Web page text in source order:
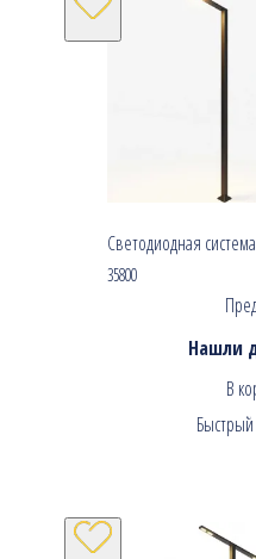
Светодиодная
35800
Нашли
В